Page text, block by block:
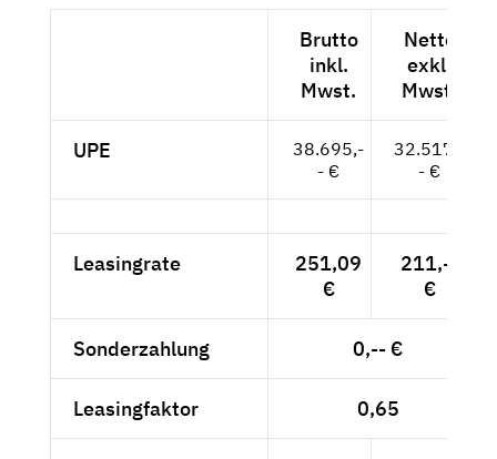
Brutto
inkl.
Mwst.
Netto
exkl.
Mwst.
UPE
38.695,-
- €
32.517,-
- €
Leasingrate
251,09
€
211,--
€
Sonderzahlung 0,-- €
Leasingfaktor 0,65